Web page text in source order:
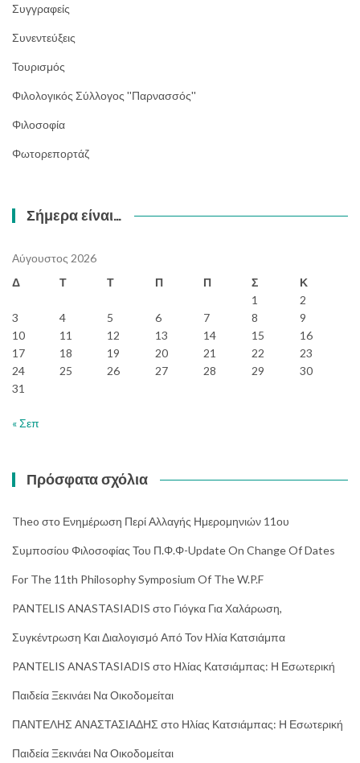
Συγγραφείς
Συνεντεύξεις
Τουρισμός
Φιλολογικός Σύλλογος ''Παρνασσός''
Φιλοσοφία
Φωτορεπορτάζ
Σήμερα είναι…
Αύγουστος 2026
Δ
Τ Τ Π Π Σ
Κ
1
2
3
4 5 6 7 8
9
10
11 12 13 14 15
16
17
18 19 20 21 22
23
24
25 26 27 28 29
30
31
« Σεπ
Πρόσφατα σχόλια
Theo στο Ενημέρωση Περί Αλλαγής Ημερομηνιών 11ου
Συμποσίου Φιλοσοφίας Του Π.Φ.Φ-Update On Change Of Dates
For The 11th Philosophy Symposium Of The W.P.F
PANTELIS ANASTASIADIS στο Γιόγκα Για Χαλάρωση,
Συγκέντρωση Και Διαλογισμό Από Τον Ηλία Κατσιάμπα
PANTELIS ANASTASIADIS στο Ηλίας Κατσιάμπας: Η Εσωτερική
Παιδεία Ξεκινάει Να Οικοδομείται
ΠΑΝΤΕΛΗΣ ΑΝΑΣΤΑΣΙΑΔΗΣ στο Ηλίας Κατσιάμπας: Η Εσωτερική
Παιδεία Ξεκινάει Να Οικοδομείται